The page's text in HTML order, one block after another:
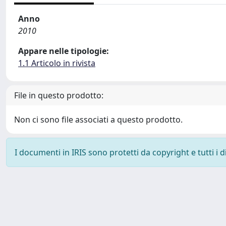
Anno
2010
Appare nelle tipologie:
1.1 Articolo in rivista
File in questo prodotto:
Non ci sono file associati a questo prodotto.
I documenti in IRIS sono protetti da copyright e tutti i